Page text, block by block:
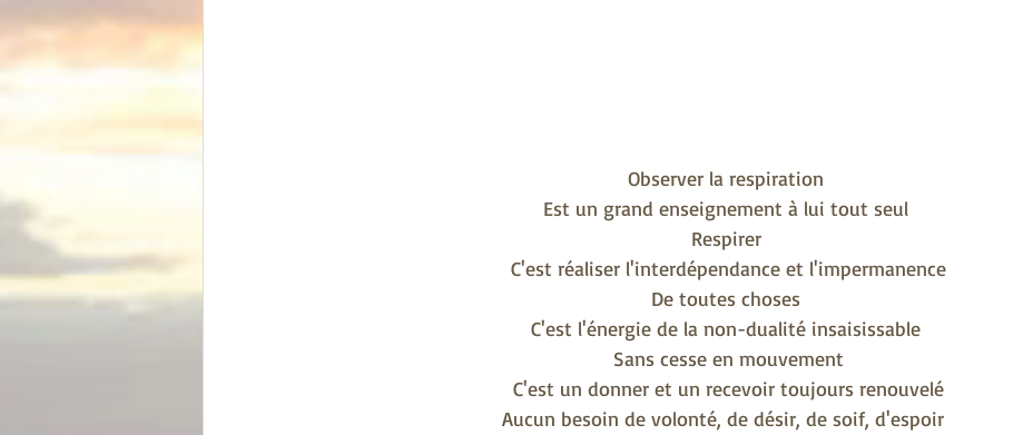
Observer la respiration
Est un grand enseignement à lui tout seul
Respirer
C'est réaliser l'interdépendance et l'impermanence
De toutes choses
C'est l'énergie de la non-dualité insaisissable
Sans cesse en mouvement
C'est un donner et un recevoir toujours renouvelé
Aucun besoin de volonté, de désir, de soif, d'espoir